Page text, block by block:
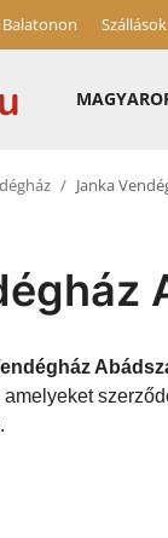
Balatonon
Janka